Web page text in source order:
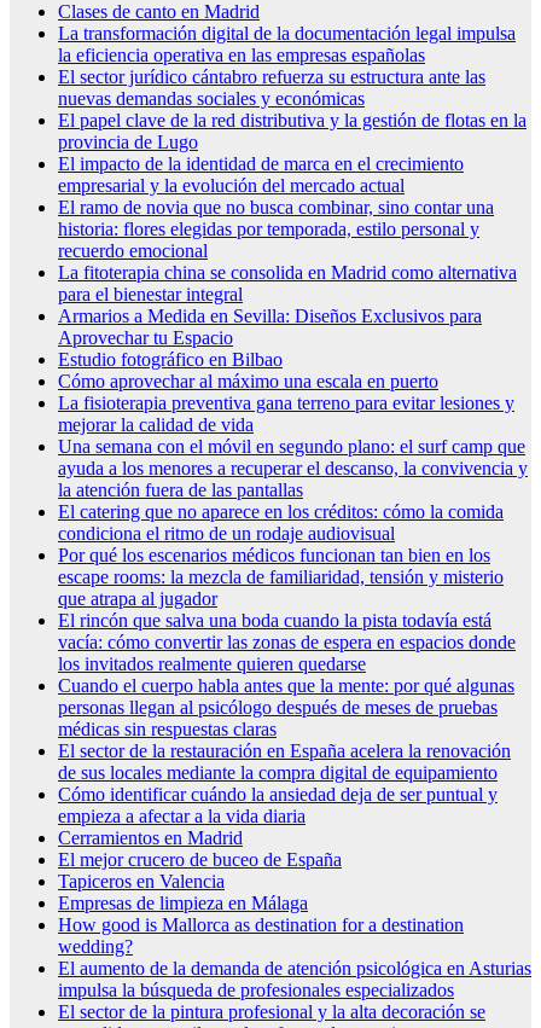
Clases de canto en Madrid
La transformación digital de la documentación legal impulsa
la eficiencia operativa en las empresas españolas
El sector jurídico cántabro refuerza su estructura ante las
nuevas demandas sociales y económicas
El papel clave de la red distributiva y la gestión de flotas en la
provincia de Lugo
El impacto de la identidad de marca en el crecimiento
empresarial y la evolución del mercado actual
El ramo de novia que no busca combinar, sino contar una
historia: flores elegidas por temporada, estilo personal y
recuerdo emocional
La fitoterapia china se consolida en Madrid como alternativa
para el bienestar integral
Armarios a Medida en Sevilla: Diseños Exclusivos para
Aprovechar tu Espacio
Estudio fotográfico en Bilbao
Cómo aprovechar al máximo una escala en puerto
La fisioterapia preventiva gana terreno para evitar lesiones y
mejorar la calidad de vida
Una semana con el móvil en segundo plano: el surf camp que
ayuda a los menores a recuperar el descanso, la convivencia y
la atención fuera de las pantallas
El catering que no aparece en los créditos: cómo la comida
condiciona el ritmo de un rodaje audiovisual
Por qué los escenarios médicos funcionan tan bien en los
escape rooms: la mezcla de familiaridad, tensión y misterio
que atrapa al jugador
El rincón que salva una boda cuando la pista todavía está
vacía: cómo convertir las zonas de espera en espacios donde
los invitados realmente quieren quedarse
Cuando el cuerpo habla antes que la mente: por qué algunas
personas llegan al psicólogo después de meses de pruebas
médicas sin respuestas claras
El sector de la restauración en España acelera la renovación
de sus locales mediante la compra digital de equipamiento
Cómo identificar cuándo la ansiedad deja de ser puntual y
empieza a afectar a la vida diaria
Cerramientos en Madrid
El mejor crucero de buceo de España
Tapiceros en Valencia
Empresas de limpieza en Málaga
How good is Mallorca as destination for a destination
wedding?
El aumento de la demanda de atención psicológica en Asturias
impulsa la búsqueda de profesionales especializados
El sector de la pintura profesional y la alta decoración se